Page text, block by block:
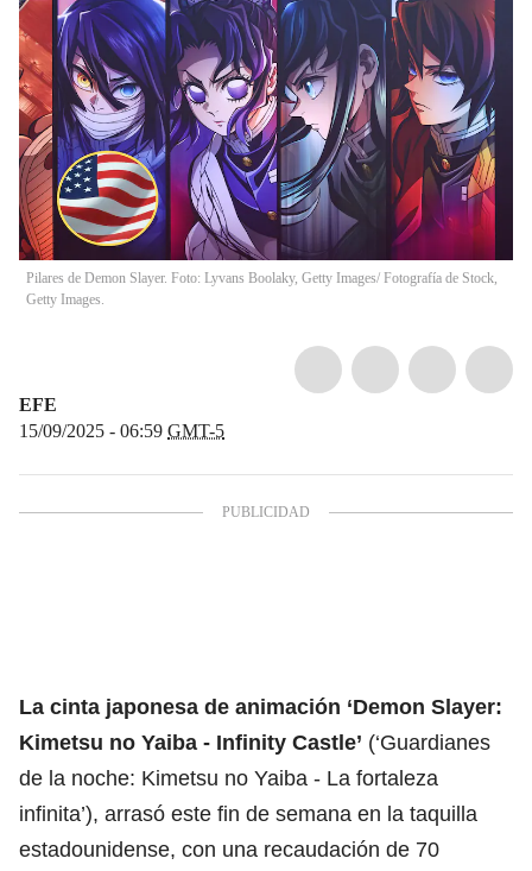
Pilares de Demon Slayer. Foto: Lyvans Boolaky, Getty Images/ Fotografía de Stock,
Getty Images.
EFE
15/09/2025 - 06:59 GMT-5
La cinta japonesa de animación ‘Demon Slayer:
Kimetsu no Yaiba - Infinity Castle’ (‘Guardianes
de la noche: Kimetsu no Yaiba - La fortaleza
infinita’), arrasó este fin de semana en la taquilla
estadounidense, con una recaudación de 70